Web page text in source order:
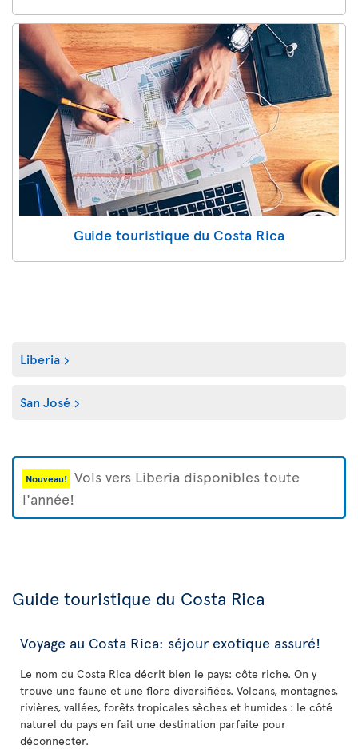
Guide touristique du Costa Rica
Liberia
San José
Nouveau! Vols vers Liberia disponibles toute
l'année!
Guide touristique du Costa Rica
Voyage au Costa Rica: séjour exotique assuré!
Le nom du Costa Rica décrit bien le pays: côte riche. On y
trouve une faune et une flore diversifiées. Volcans, montagnes,
rivières, vallées, forêts tropicales sèches et humides : le côté
naturel du pays en fait une destination parfaite pour
déconnecter.